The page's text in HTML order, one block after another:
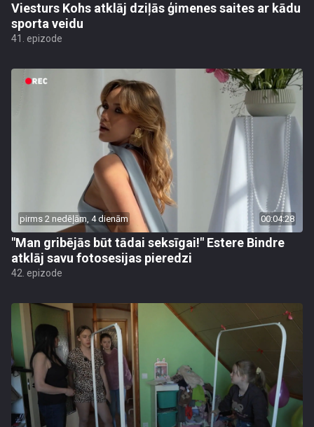
Viesturs Kohs atklāj dziļās ģimenes saites ar kādu
sporta veidu
41. epizode
pirms 2 nedēļām, 4 dienām 00:04:28
"Man gribējās būt tādai seksīgai!" Estere Bindre
atklāj savu fotosesijas pieredzi
42. epizode